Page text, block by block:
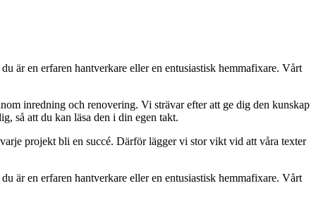
är en erfaren hantverkare eller en entusiastisk hemmafixare. Vårt
inredning och renovering. Vi strävar efter att ge dig den kunskap
så att du kan läsa den i din egen takt.
projekt bli en succé. Därför lägger vi stor vikt vid att våra texter
är en erfaren hantverkare eller en entusiastisk hemmafixare. Vårt